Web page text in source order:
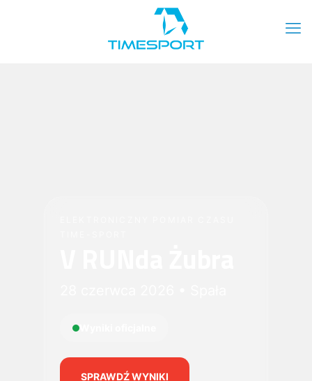
SPRAWDŹ WYNIKI